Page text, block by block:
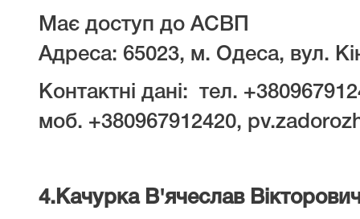
Має доступ до АСВП
Адреса: 65023, м. Одеса, вул.
Контактні дані: тел.
моб. +380967912420,
4. Качурка В'ячеслав